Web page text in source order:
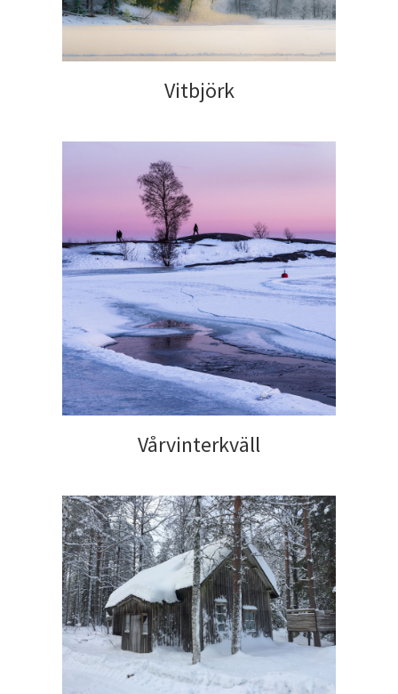
Vitbjörk
Vårvinterkväll